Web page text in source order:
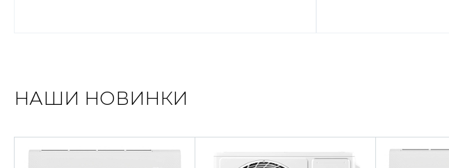
НАШИ НОВИНКИ